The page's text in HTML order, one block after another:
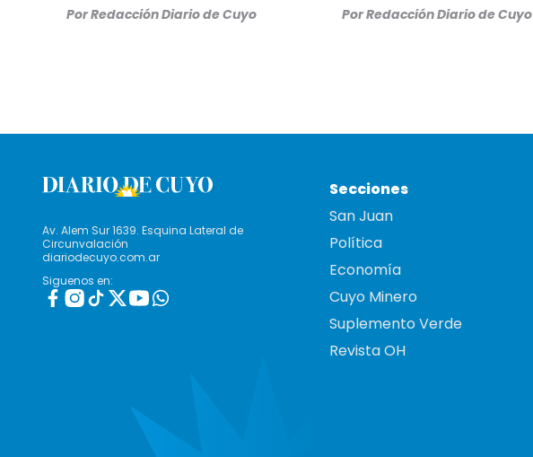
PorRedacción Diario de Cuyo PorRedacción Diario de Cuyo
Av. Alem Sur 1639. Esquina Lateral de
Circunvalación
diariodecuyo.com.ar
Siguenos en:
Secciones
San Juan
Política
Economía
Cuyo Minero
Suplemento Verde
Revista OH